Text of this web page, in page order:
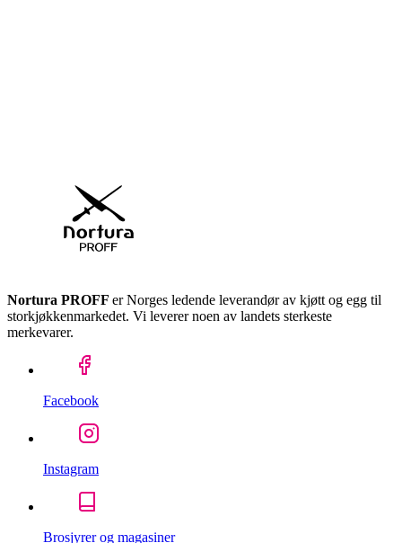
Nortura PROFF er Norges ledende leverandør av kjøtt og egg til
storkjøkkenmarkedet. Vi leverer noen av landets sterkeste
merkevarer.
Facebook
Instagram
Brosjyrer og magasiner